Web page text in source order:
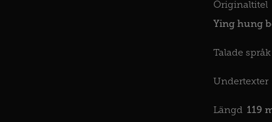
Originaltitel
Ying hung
Talade språk
Undertexter
Längd 119